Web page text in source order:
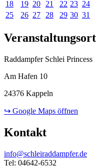
18
19 20 21 22 23 24
25
26 27 28 29 30 31
Veranstaltungsort
Raddampfer Schlei Princess
Am Hafen 10
24376 Kappeln
↪ Google Maps öffnen
Kontakt
info@schleiraddampfer.de
Tel: 04642-6532